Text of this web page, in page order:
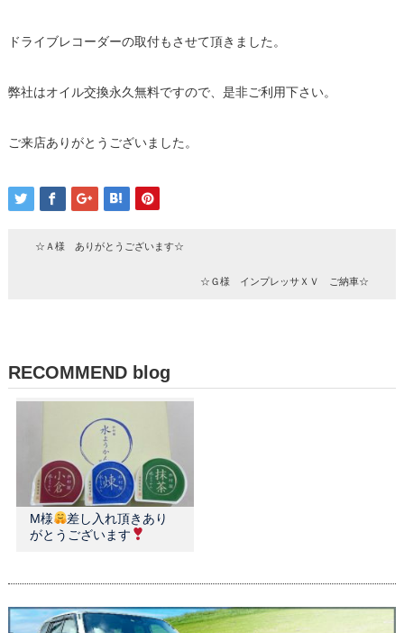
ドライブレコーダーの取付もさせて頂きました。
弊社はオイル交換永久無料ですので、是非ご利用下さい。
ご来店ありがとうございました。
☆Ａ様 ありがとうございます☆
☆Ｇ様 インプレッサＸＶ ご納車☆
RECOMMEND blog
M様
差し入れ頂きあり
がとうございます